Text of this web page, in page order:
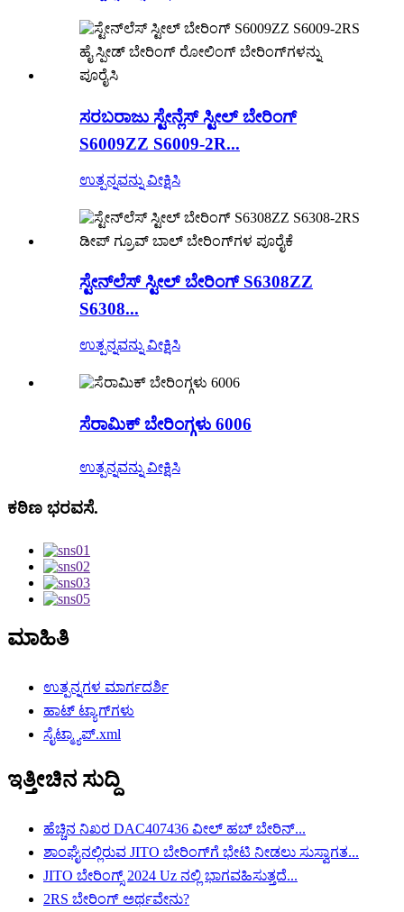
ಸರಬರಾಜು ಸ್ಟೇನ್ಲೆಸ್ ಸ್ಟೀಲ್ ಬೇರಿಂಗ್
S6009ZZ S6009-2R...
ಉತ್ಪನ್ನವನ್ನು ವೀಕ್ಷಿಸಿ
ಸ್ಟೇನ್‌ಲೆಸ್ ಸ್ಟೀಲ್ ಬೇರಿಂಗ್ S6308ZZ
S6308...
ಉತ್ಪನ್ನವನ್ನು ವೀಕ್ಷಿಸಿ
ಸೆರಾಮಿಕ್ ಬೇರಿಂಗ್ಗಳು 6006
ಉತ್ಪನ್ನವನ್ನು ವೀಕ್ಷಿಸಿ
ಕಠಿಣ ಭರವಸೆ.
ಮಾಹಿತಿ
ಉತ್ಪನ್ನಗಳ ಮಾರ್ಗದರ್ಶಿ
ಹಾಟ್ ಟ್ಯಾಗ್‌ಗಳು
ಸೈಟ್ಮ್ಯಾಪ್.xml
ಇತ್ತೀಚಿನ ಸುದ್ದಿ
ಹೆಚ್ಚಿನ ನಿಖರ DAC407436 ವೀಲ್ ಹಬ್ ಬೇರಿನ್...
ಶಾಂಘೈನಲ್ಲಿರುವ JITO ಬೇರಿಂಗ್‌ಗೆ ಭೇಟಿ ನೀಡಲು ಸುಸ್ವಾಗತ...
JITO ಬೇರಿಂಗ್ಸ್ 2024 Uz ನಲ್ಲಿ ಭಾಗವಹಿಸುತ್ತದೆ...
2RS ಬೇರಿಂಗ್ ಅರ್ಥವೇನು?